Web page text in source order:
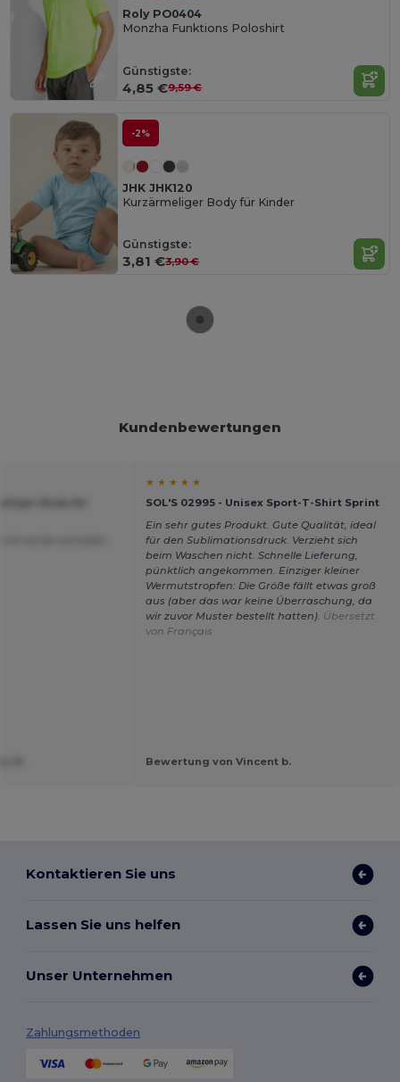
Roly PO0404
Monzha Funktions Poloshirt
Günstigste:
4,85 €9,59 €
-2%
JHK JHK120
Kurzärmeliger Body für Kinder
Günstigste:
3,81 €3,90 €
Kundenbewertungen
★ ★ ★ ★ ★
SOL'S 02995 - Unisex Sport-T-Shirt Sprint
Ein sehr gutes Produkt. Gute Qualität, ideal
für den Sublimationsdruck. Verzieht sich
beim Waschen nicht. Schnelle Lieferung,
pünktlich angekommen. Einziger kleiner
Wermutstropfen: Die Größe fällt etwas groß
aus (aber das war keine Überraschung, da
wir zuvor Muster bestellt hatten). Übersetzt
von Français
Bewertung von Vincent b.
Kontaktieren Sie uns
Lassen Sie uns helfen
Unser Unternehmen
Zahlungsmethoden